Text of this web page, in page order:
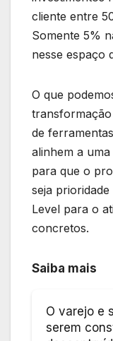
cliente entre
Somente 5%
nesse espaço
O que
de
alinhem a
para que o
seja
Level para o
concretos.
Saiba mais
O varejo e
serem